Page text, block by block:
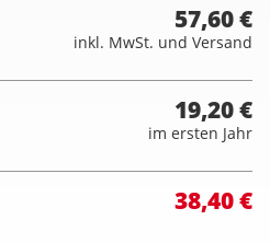
57,60 €
inkl. MwSt. und Versand
19,20 €
im ersten Jahr
38,40 €